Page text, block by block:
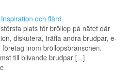
och flärd
plats för bröllop på nätet där
diskutera, träffa andra brudpar, e-
inom bröllopsbranschen.
till blivande brudpar [...]